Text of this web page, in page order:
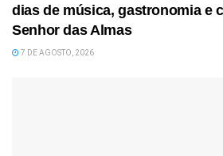
dias de música, gastronomia e
Senhor das Almas
7 DE AGOSTO, 2026